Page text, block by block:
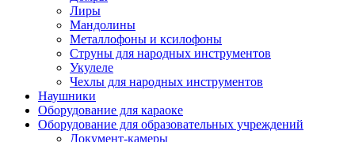
Лиры
Мандолины
Металлофоны и ксилофоны
Струны для народных инструментов
Укулеле
Чехлы для народных инструментов
Наушники
Оборудование для караоке
Оборудование для образовательных учреждений
Документ-камеры